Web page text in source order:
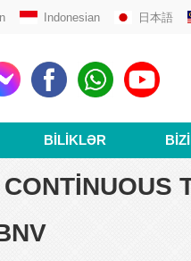
Indonesian 日本語
BILIKLƏR